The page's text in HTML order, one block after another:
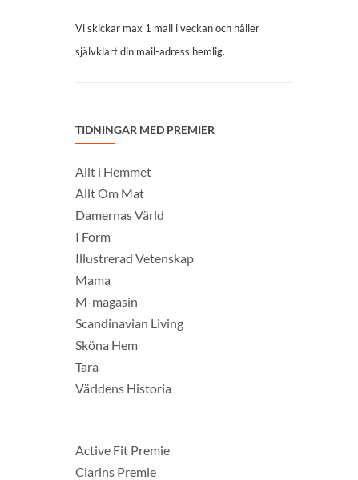
Vi skickar max 1 mail i veckan och håller
självklart din mail-adress hemlig.
TIDNINGAR MED PREMIER
Allt i Hemmet
Allt Om Mat
Damernas Värld
I Form
Illustrerad Vetenskap
Mama
M-magasin
Scandinavian Living
Sköna Hem
Tara
Världens Historia
Active Fit Premie
Clarins Premie